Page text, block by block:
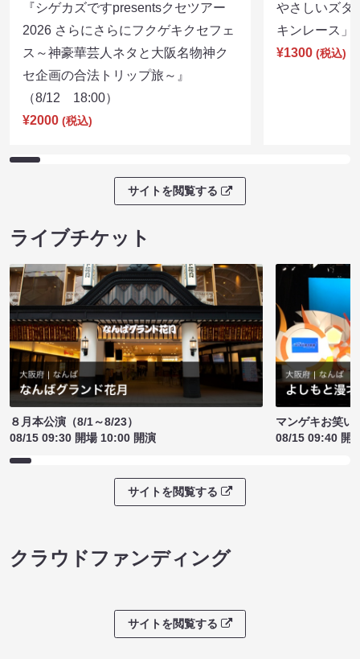
『シゲカズですpresentsクセツアー
2026 さらにさらにフクゲキクセフェ
ス～神豪華芸人ネタと大阪名物神ク
セ企画の合法トリップ旅～』
（8/12 18:00）
¥2000 (税込)
やさしいズタ
キンレース
¥1300 (税込)
サイトを閲覧する
ライブチケット
８月本公演（8/1～8/23）
08/15 09:30 開場 10:00 開演
マンゲキお笑い
08/15 09:40 開
サイトを閲覧する
クラウドファンディング
サイトを閲覧する